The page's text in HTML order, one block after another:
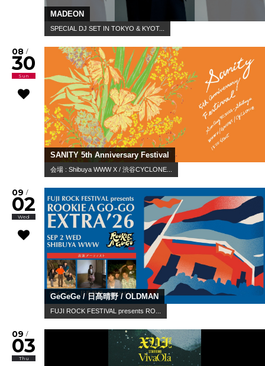
MADEON
SPECIAL DJ SET IN TOKYO & KYOT...
08 /
30
Sun
SANITY 5th Anniversary Festival
会場 : Shibuya WWW X / 渋谷CYCLONE...
09 /
02
Wed
GeGeGe / 日髙晴野 / OLDMAN
FUJI ROCK FESTIVAL presents RO...
09 /
03
Thu